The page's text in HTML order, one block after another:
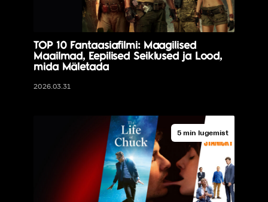
TOP 10 Fantaasiafilmi: Maagilised
Maailmad, Eepilised Seiklused ja Lood,
mida Mäletada
2026.03.31
5 min lugemist